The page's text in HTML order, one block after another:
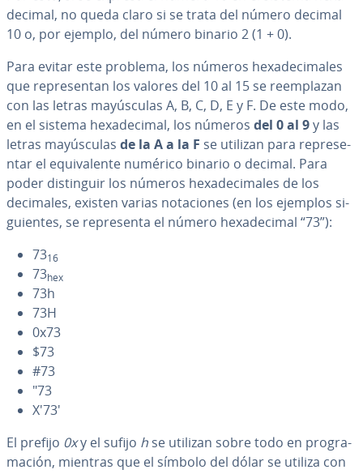
de­ci­mal, no queda claro si se trata del número decimal
10 o, por ejemplo, del número binario 2 (1 + 0).
Para evitar este problema, los números he­xa­de­ci­ma­les
que re­pre­se­n­tan los valores del 10 al 15 se re­em­pla­zan
con las letras ma­yú­s­cu­las A, B, C, D, E y F. De este modo,
en el sistema he­xa­de­ci­mal, los números del 0 al 9y las
letras ma­yú­s­cu­las de la A a la F se utilizan para re­pre­se­
n­tar el equi­va­le­n­te numérico binario o decimal. Para
poder di­s­ti­n­guir los números he­xa­de­ci­ma­les de los
decimales, existen varias no­ta­cio­nes (en los ejemplos si­
guie­n­tes, se re­pre­se­n­ta el número he­xa­de­ci­mal “73”):
7316
73hex
73h
73H
0x73
$73
#73
"73
X'73'
El prefijo 0xy el sufijo h se utilizan sobre todo en pro­gra­
ma­ción, mientras que el símbolo del dólar se utiliza con